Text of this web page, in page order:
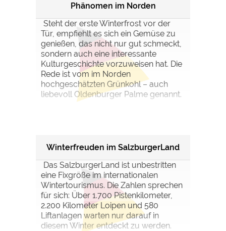
Phänomen im Norden
Steht der erste Winterfrost vor der
Tür, empfiehlt es sich ein Gemüse zu
genießen, das nicht nur gut schmeckt,
sondern auch eine interessante
Kulturgeschichte vorzuweisen hat. Die
Rede ist vom im Norden
hochgeschätzten Grünkohl – auch
liebevoll Oldenburger Palme genannt.
Winterfreuden im SalzburgerLand
Das SalzburgerLand ist unbestritten
eine Fixgröße im internationalen
Wintertourismus. Die Zahlen sprechen
für sich: Über 1.700 Pistenkilometer,
2.200 Kilometer Loipen und 580
Liftanlagen warten nur darauf in
diesem Winter entdeckt zu werden.